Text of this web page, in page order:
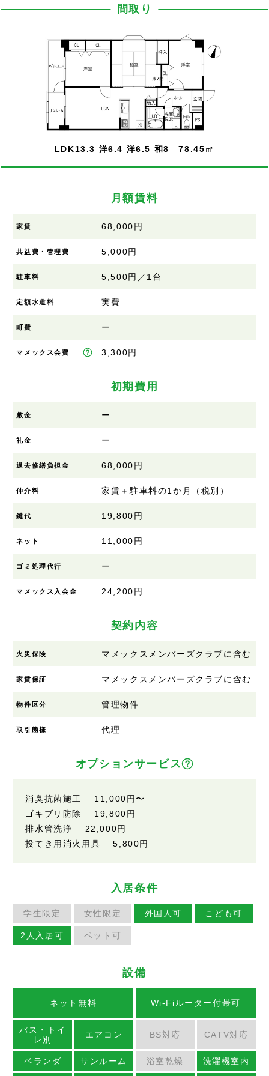
間取り
LDK13.3 洋6.4 洋6.5 和8 78.45㎡
月額賃料
家賃 68,000円
共益費・管理費 5,000円
駐車料 5,500円／1台
定額水道料 実費
町費 ー
マメックス会費 3,300円
初期費用
敷金 ー
礼金 ー
退去修繕負担金 68,000円
仲介料 家賃＋駐車料の1か月（税別）
鍵代 19,800円
ネット 11,000円
ゴミ処理代行 ー
マメックス入会金 24,200円
契約内容
火災保険 マメックスメンバーズクラブに含む
家賃保証 マメックスメンバーズクラブに含む
物件区分 管理物件
取引態様 代理
オプションサービス
消臭抗菌施工 11,000円〜
ゴキブリ防除 19,800円
排水管洗浄 22,000円
投てき用消火用具 5,800円
入居条件
学生限定 女性限定 外国人可 こども可
2人入居可 ペット可
設備
ネット無料 Wi-Fiルーター付帯可
バス・トイ
レ別
エアコン BS対応 CATV対応
ベランダ サンルーム 浴室乾燥 洗濯機室内